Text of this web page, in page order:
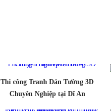
Thi công Tranh Dán Tường 3D
Chuyên Nghiệp tại Dĩ An